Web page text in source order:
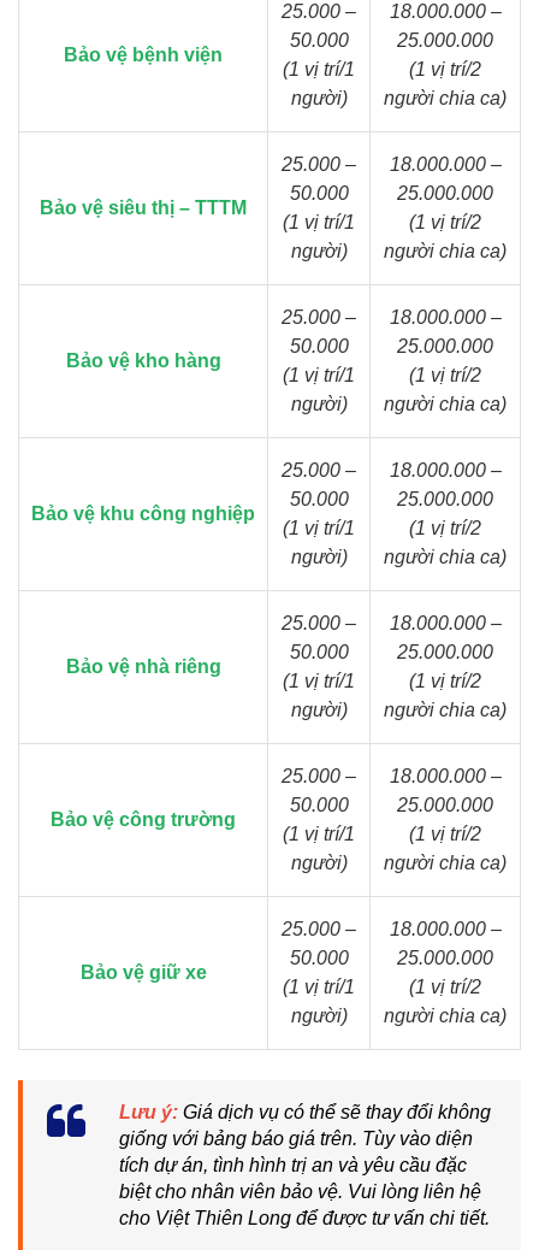
Bảo vệ bệnh viện
25.000 –
50.000
(1 vị trí/1
người)
18.000.000 –
25.000.000
(1 vị trí/2
người chia ca)
Bảo vệ siêu thị – TTTM
25.000 –
50.000
(1 vị trí/1
người)
18.000.000 –
25.000.000
(1 vị trí/2
người chia ca)
Bảo vệ kho hàng
25.000 –
50.000
(1 vị trí/1
người)
18.000.000 –
25.000.000
(1 vị trí/2
người chia ca)
Bảo vệ khu công nghiệp
25.000 –
50.000
(1 vị trí/1
người)
18.000.000 –
25.000.000
(1 vị trí/2
người chia ca)
Bảo vệ nhà riêng
25.000 –
50.000
(1 vị trí/1
người)
18.000.000 –
25.000.000
(1 vị trí/2
người chia ca)
Bảo vệ công trường
25.000 –
50.000
(1 vị trí/1
người)
18.000.000 –
25.000.000
(1 vị trí/2
người chia ca)
Bảo vệ giữ xe
25.000 –
50.000
(1 vị trí/1
người)
18.000.000 –
25.000.000
(1 vị trí/2
người chia ca)
Lưu ý: Giá dịch vụ có thể sẽ thay đổi không
giống với bảng báo giá trên. Tùy vào diện
tích dự án, tình hình trị an và yêu cầu đặc
biệt cho nhân viên bảo vệ. Vui lòng liên hệ
cho Việt Thiên Long để được tư vấn chi tiết.